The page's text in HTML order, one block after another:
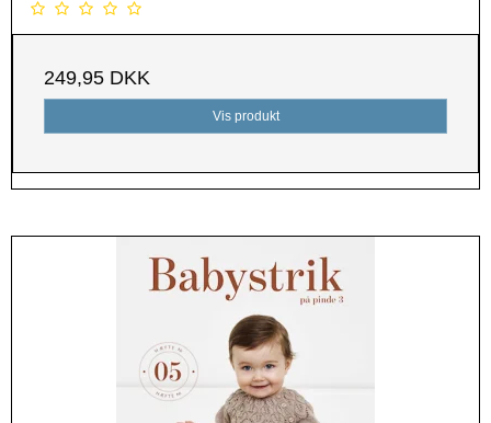
249,95 DKK
Vis produkt